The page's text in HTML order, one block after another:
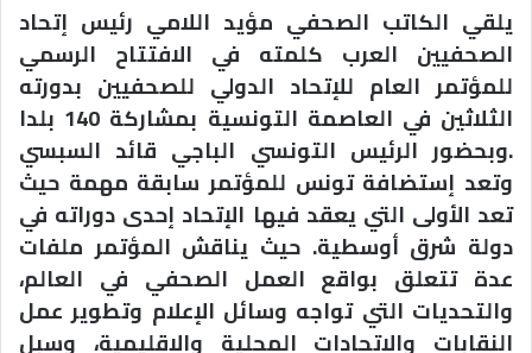
يلقي الكاتب الصحفي مؤيد اللامي رئيس إتحاد
الصحفيين العرب كلمته في الافتتاح الرسمي
للمؤتمر العام للإتحاد الدولي للصحفيين بدورته
الثلاثين في العاصمة التونسية بمشاركة 140 بلدا
.وبحضور الرئيس التونسي الباجي قائد السبسي
وتعد إستضافة تونس للمؤتمر سابقة مهمة حيث
تعد الأولى التي يعقد فيها الإتحاد إحدى دوراته في
دولة شرق أوسطية. حيث يناقش المؤتمر ملفات
عدة تتعلق بواقع العمل الصحفي في العالم،
والتحديات التي تواجه وسائل الإعلام وتطوير عمل
النقابات والإتحادات المحلية والإقليمية، وسبل